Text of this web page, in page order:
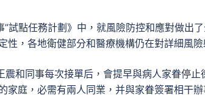
試點任務計劃》中，就風險防控和應對做出
性，各地衛健部分和醫療機構仍在對詳細風險
震和同事每次接單后，會提早與病人家眷停
家庭，必需有兩人同業，并與家眷簽署相干